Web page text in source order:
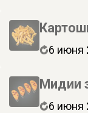
6 июня
Мидии
6 июня